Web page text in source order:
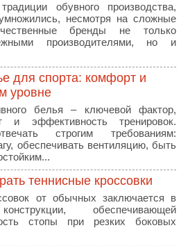
обувного производства,
несмотря на сложные
бренды не только
производителями, но и
для спорта: комфорт и
уровне
белья – ключевой фактор,
и эффективность тренировок.
строгим требованиям:
обеспечивать вентиляцию, быть
теннисные кроссовки
от обычных заключается в
обеспечивающей
стопы при резких боковых